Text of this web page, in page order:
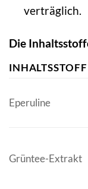
verträglich.
Die
INHALTSSTOFF
Eperuline
Grüntee-Extrakt